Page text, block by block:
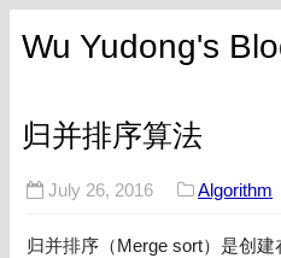
Wu Yudong's
归并排序算法
July 26, 2016 Algorithm
归并排序（Merge sort）是创